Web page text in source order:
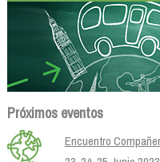
Próximos eventos
Encuentro